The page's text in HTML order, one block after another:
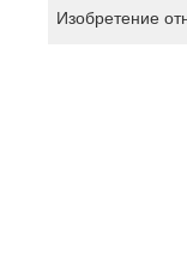
Изобретение